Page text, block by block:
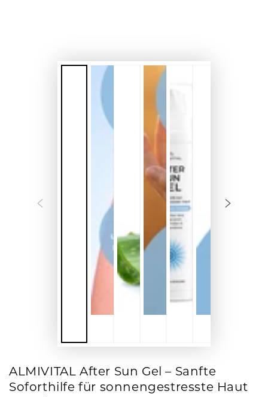
ALMIVITAL After Sun Gel – Sanfte
Soforthilfe für sonnengestresste Haut